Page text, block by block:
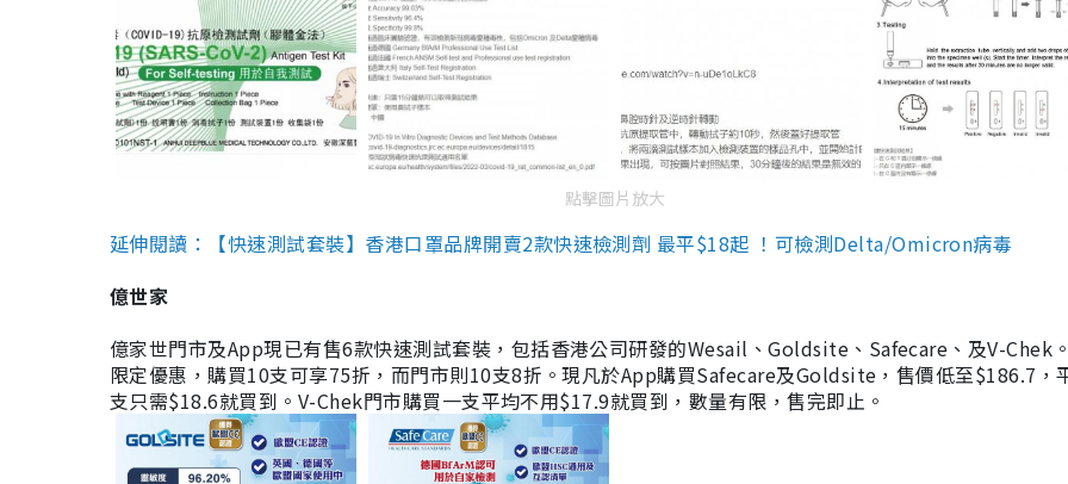
點擊圖片放大
延伸閱讀：【快速測試套裝】香港口罩品牌開賣2款快速檢測劑 最平$18起 ！可檢測Delta/Omicron病毒
億世家
億家世門市及App現已有售6款快速測試套裝，包括香港公司研發的Wesail、Goldsite、Safecare、及V-Chek
限定優惠，購買10支可享75折，而門市則10支8折。現凡於App購買Safecare及Goldsite，售價低至$186.7，
支只需$18.6就買到。V-Chek門市購買一支平均不用$17.9就買到，數量有限，售完即止。